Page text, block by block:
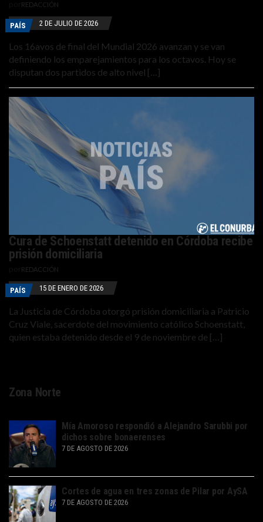
REDACCIÓN
PAÍS 2 DE JULIO DE 2026
Los 16avos de final del Mundial 2026 avanzan y se van
definiendo los emparejamientos para los octavos. Hoy se
disputan dos partidos de alto nivel […]
Cura de Schoenstatt detenido en Córdoba recibe
prisión domiciliaria
REDACCIÓN
PAÍS 15 DE ENERO DE 2026
La Justicia de Córdoba otorgó prisión domiciliaria a Patricio
Cruz Viale, sacerdote del movimiento católico Schoenstatt,
quien estaba detenido desde el 9 de noviembre de […]
Zona Norte
Mía Amoroso respondió a Alejandro Sarubbi por
dichos sobre bonaerenses
7 DE AGOSTO DE 2026
Cortes de agua en tres zonas de Pilar por AySA
7 DE AGOSTO DE 2026